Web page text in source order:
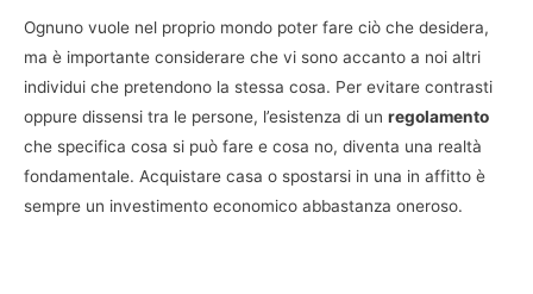
Ognuno vuole nel proprio mondo poter fare ciò che desidera,
ma è importante considerare che vi sono accanto a noi altri
individui che pretendono la stessa cosa. Per evitare contrasti
oppure dissensi tra le persone, l’esistenza di un regolamento
che specifica cosa si può fare e cosa no, diventa una realtà
fondamentale. Acquistare casa o spostarsi in una in affitto è
sempre un investimento economico abbastanza oneroso.